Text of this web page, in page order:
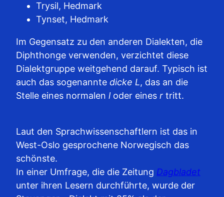
Trysil, Hedmark
Tynset, Hedmark
Im Gegensatz zu den anderen Dialekten, die
Diphthonge verwenden, verzichtet diese
Dialektgruppe weitgehend darauf. Typisch ist
auch das sogenannte dicke L, das an die
Stelle eines normalen loder eines r tritt.
Laut den Sprachwissenschaftlern ist das in
West-Oslo gesprochene Norwegisch das
schönste.
In einer Umfrage, die die Zeitung Dagbladet
unter ihren Lesern durchführte, wurde der